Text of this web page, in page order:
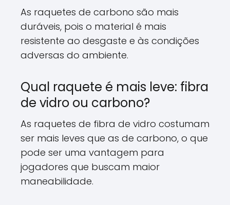
As raquetes de carbono são mais
duráveis, pois o material é mais
resistente ao desgaste e às condições
adversas do ambiente.
Qual raquete é mais leve: fibra
de vidro ou carbono?
As raquetes de fibra de vidro costumam
ser mais leves que as de carbono, o que
pode ser uma vantagem para
jogadores que buscam maior
maneabilidade.